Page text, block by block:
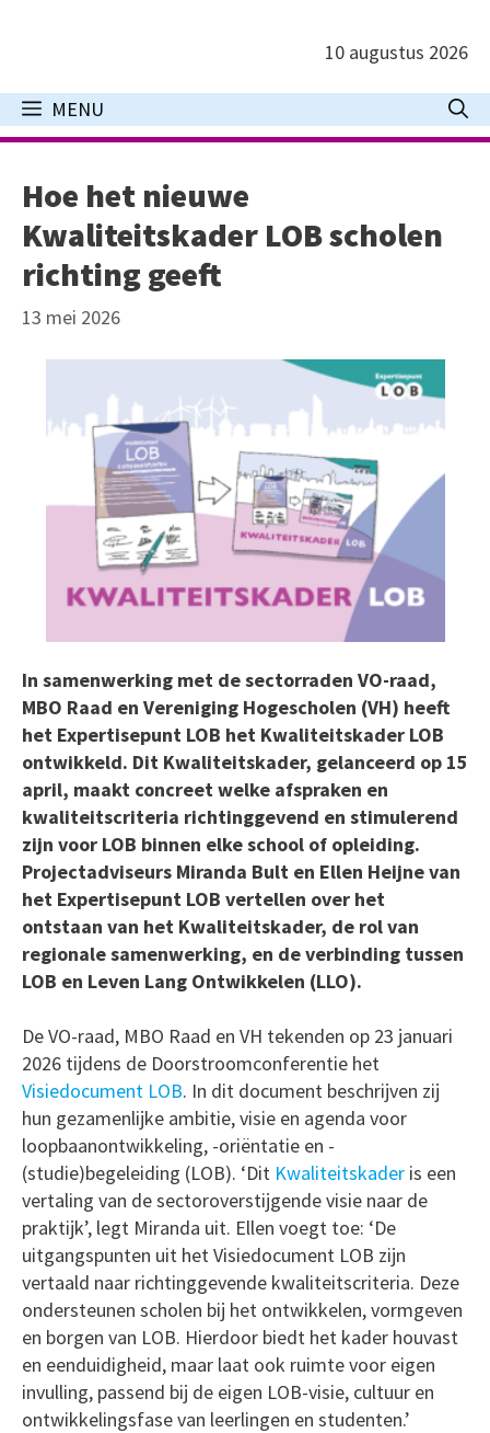
inhoud
10 augustus 2026
MENU
Hoe het nieuwe
Kwaliteitskader LOB scholen
richting geeft
13 mei 2026
In samenwerking met de sectorraden VO-raad,
MBO Raad en Vereniging Hogescholen (VH) heeft
het Expertisepunt LOB het Kwaliteitskader LOB
ontwikkeld. Dit Kwaliteitskader, gelanceerd op 15
april, maakt concreet welke afspraken en
kwaliteitscriteria richtinggevend en stimulerend
zijn voor LOB binnen elke school of opleiding.
Projectadviseurs Miranda Bult en Ellen Heijne van
het Expertisepunt LOB vertellen over het
ontstaan van het Kwaliteitskader, de rol van
regionale samenwerking, en de verbinding tussen
LOB en Leven Lang Ontwikkelen (LLO).
De VO-raad, MBO Raad en VH tekenden op 23 januari
2026 tijdens de Doorstroomconferentie het
Visiedocument LOB. In dit document beschrijven zij
hun gezamenlijke ambitie, visie en agenda voor
loopbaanontwikkeling, -oriëntatie en -
(studie)begeleiding (LOB). ‘Dit Kwaliteitskader is een
vertaling van de sectoroverstijgende visie naar de
praktijk’, legt Miranda uit. Ellen voegt toe: ‘De
uitgangspunten uit het Visiedocument LOB zijn
vertaald naar richtinggevende kwaliteitscriteria. Deze
ondersteunen scholen bij het ontwikkelen, vormgeven
en borgen van LOB. Hierdoor biedt het kader houvast
en eenduidigheid, maar laat ook ruimte voor eigen
invulling, passend bij de eigen LOB-visie, cultuur en
ontwikkelingsfase van leerlingen en studenten.’